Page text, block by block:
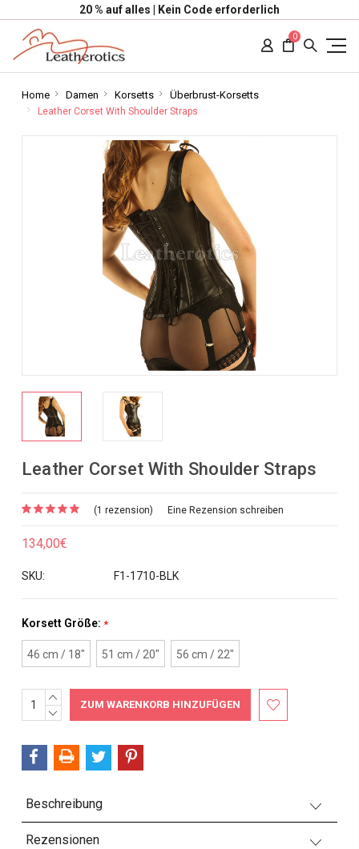
20 % auf alles | Kein Code erforderlich
0
Home Damen Korsetts Überbrust-Korsetts
Leather Corset With Shoulder Straps
Leather Corset With Shoulder Straps
(1 rezension) Eine Rezension schreiben
134,00€
SKU: F1-1710-BLK
Korsett Größe: *
46 cm / 18" 51 cm / 20" 56 cm / 22"
Aktueller
Bestand:
MENGE
ERHÖHEN:
MENGE
Beschreibung
Rezensionen